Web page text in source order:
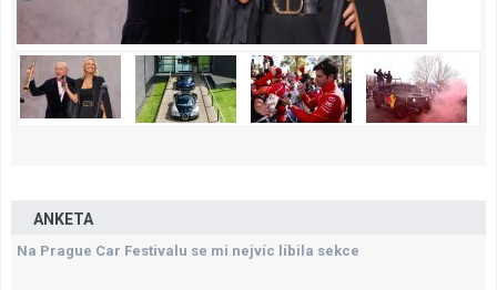
ANKETA
Na Prague Car Festivalu se mi nejvíc líbila sekce